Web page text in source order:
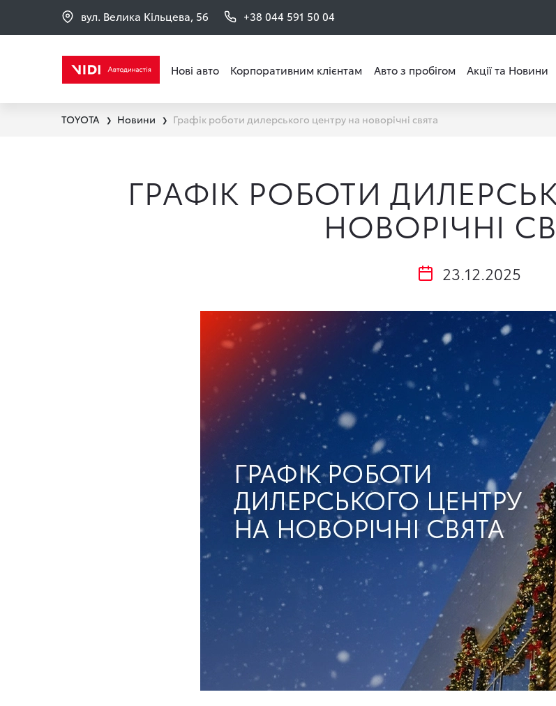
вул. Велика Кільцева, 56 +38 044 591 50 04
Нові авто Корпоративним клієнтам Авто з пробігом Акції та Новини
TOYOTA ❯ Новини ❯ Графік роботи дилерського центру на новорічні свята
ГРАФІК РОБОТИ
НОВОРІЧНІ
23.12.2025